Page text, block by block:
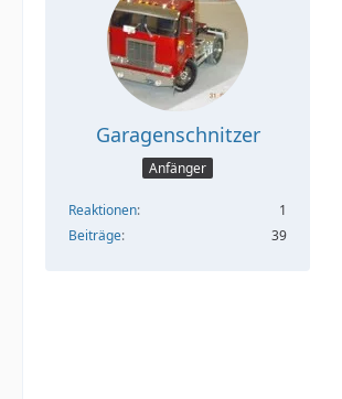
Garagenschnitzer
Anfänger
Reaktionen
1
Beiträge
39